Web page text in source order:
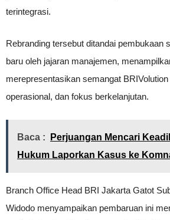
terintegrasi.
Rebranding tersebut ditandai pembukaan
baru oleh jajaran manajemen,
merepresentasikan semangat
operasional, dan fokus berkelanjutan.
Baca :
Perjuangan Mencari
Hukum Laporkan Kasus ke
Branch Office Head BRI Jakarta Gatot
Widodo menyampaikan pembaruan ini